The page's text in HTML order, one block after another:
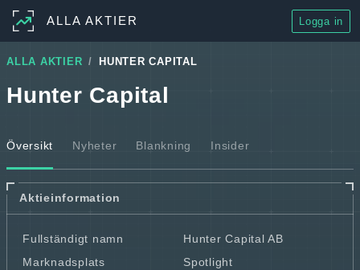
ALLA AKTIER Logga in
ALLA AKTIER HUNTER CAPITAL
Hunter Capital
Översikt Nyheter Blankning Insider
Aktieinformation
Fullständigt namn
Hunter Capital AB
Marknadsplats
Spotlight